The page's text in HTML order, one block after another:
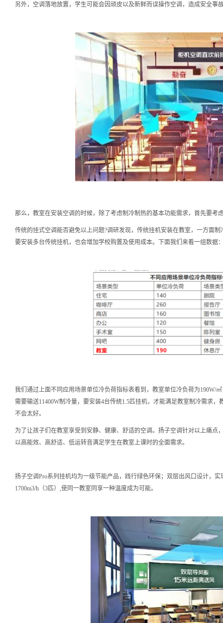
另外，空调落地放置，学生可能会因顽皮以及新鲜而误操作空调，造成安全事
那么，教室在安装空调的时候，除了考虑制冷制热的基本功能需求，首先要考
传统的挂式空调能否避免以上问题?调研发现，传统挂机安装在教室，一方面
要安装多台传统挂机，也会增加学校购置及使用成本。下面我们来看一组数据
我们通过上面不同应用场景单位冷负荷指标表看到，教室单位冷负荷为190W/
需要输送11400W制冷量，要安装4台传统1.5匹挂机，才能满足教室制冷需求
不会太好。
为了让孩子们在教室享受到安静、健康、舒适的空调。扬子空调针对以上痛点
以高能效、高舒适、低运转音满足学生在教室上课时的全面需求。
扬子空调Pro系列挂机均为一级节能产品，践行绿色环保；双层出风口设计，
1700m3/h（3匹）,使同一教室同享一种温度成为可能。